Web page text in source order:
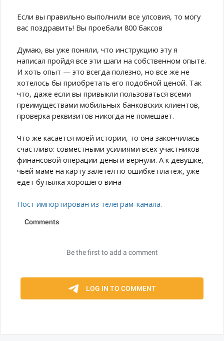
Если вы правильно выполнили все улсовия, то могу
вас поздравить! Вы проебали 800 баксов
Думаю, вы уже поняли, что инструкцию эту я
написал пройдя все эти шаги на собственном опыте.
И хоть опыт — это всегда полезно, но все же не
хотелось бы приобретать его подобной ценой. Так
что, даже если вы привыкли пользоваться всеми
преимуществами мобильных банковских клиентов,
проверка реквизитов никогда не помешает.
Что же касается моей истории, то она закончилась
счастливо: совместными усилиями всех участников
финансовой операции деньги вернули. А к девушке,
чьей маме на карту залетел по ошибке платёж, уже
едет бутылка хорошего вина
Пост импортирован из телеграм-канала.